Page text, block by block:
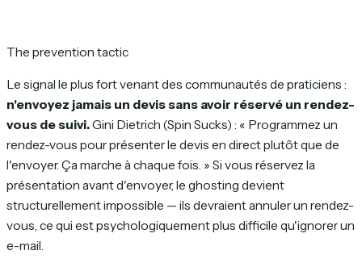
The prevention tactic
Le signal le plus fort venant des communautés de praticiens :
n'envoyez jamais un devis sans avoir réservé un rendez-
vous de suivi.Gini Dietrich (Spin Sucks) : « Programmez un
rendez-vous pour présenter le devis en direct plutôt que de
l'envoyer. Ça marche à chaque fois. » Si vous réservez la
présentation avant d'envoyer, le ghosting devient
structurellement impossible — ils devraient annuler un rendez-
vous, ce qui est psychologiquement plus difficile qu'ignorer un
e-mail.